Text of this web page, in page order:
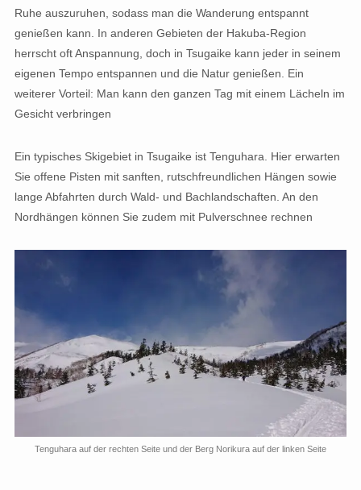
Ruhe auszuruhen, sodass man die Wanderung entspannt
genießen kann. In anderen Gebieten der Hakuba-Region
herrscht oft Anspannung, doch in Tsugaike kann jeder in seinem
eigenen Tempo entspannen und die Natur genießen. Ein
weiterer Vorteil: Man kann den ganzen Tag mit einem Lächeln im
Gesicht verbringen
Ein typisches Skigebiet in Tsugaike ist Tenguhara. Hier erwarten
Sie offene Pisten mit sanften, rutschfreundlichen Hängen sowie
lange Abfahrten durch Wald- und Bachlandschaften. An den
Nordhängen können Sie zudem mit Pulverschnee rechnen
Tenguhara auf der rechten Seite und der Berg Norikura auf der linken Seite